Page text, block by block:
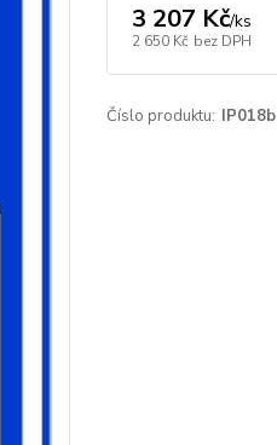
3 207 Kč/ks
2 650 Kč bez DPH
Číslo produktu: IP018b